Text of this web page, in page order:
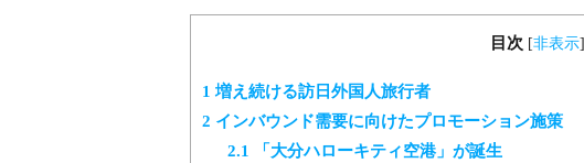
目次 [非表示]
1 増え続ける訪日外国人旅行者
2 インバウンド需要に向けたプロモーション施策
2.1
「大分ハローキティ空港」が誕生